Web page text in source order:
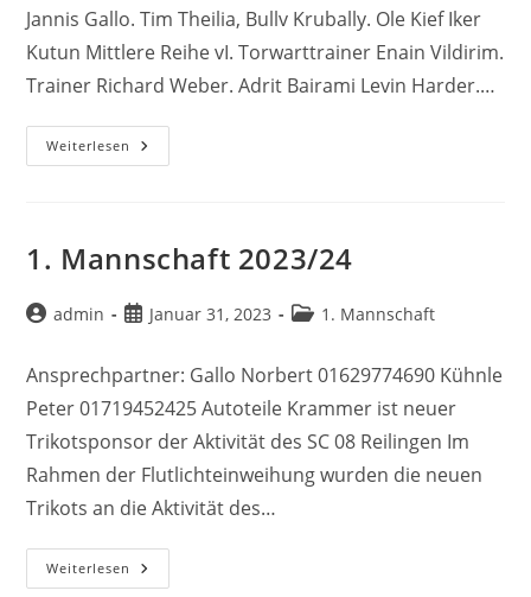
Jannis Gallo. Tim Theilia, Bullv Krubally. Ole Kief Iker
Kutun Mittlere Reihe vI. Torwarttrainer Enain Vildirim.
Trainer Richard Weber. Adrit Bairami Levin Harder.…
Weiterlesen 1.
Mannschaft
1. Mannschaft 2023/24
Beitrags-
admin
BeitragJanuar 31, 2023
Beitrags-
1. Mannschaft
Ansprechpartner: Gallo Norbert 01629774690 Kühnle
Peter 01719452425 Autoteile Krammer ist neuer
Trikotsponsor der Aktivität des SC 08 Reilingen Im
Rahmen der Flutlichteinweihung wurden die neuen
Trikots an die Aktivität des…
Weiterlesen 1.
Mannschaft